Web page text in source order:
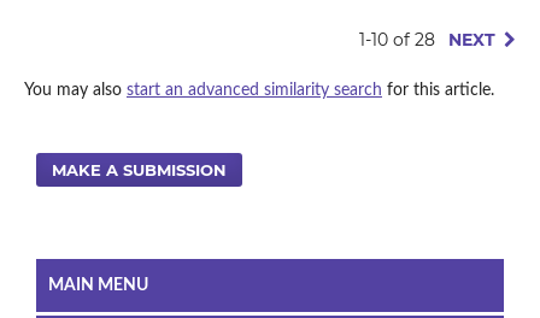
1-10 of 28 NEXT
You may also start an advanced similarity search for this article.
MAKE A SUBMISSION
MAIN MENU